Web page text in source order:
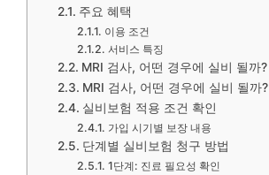
주요 혜택
이용 조건
서비스 특징
MRI 검사, 어떤 경우에 실비 될까?
MRI 검사, 어떤 경우에 실비 될까?
실비보험 적용 조건 확인
가입 시기별 보장 내용
단계별 실비보험 청구 방법
1단계: 진료 필요성 확인